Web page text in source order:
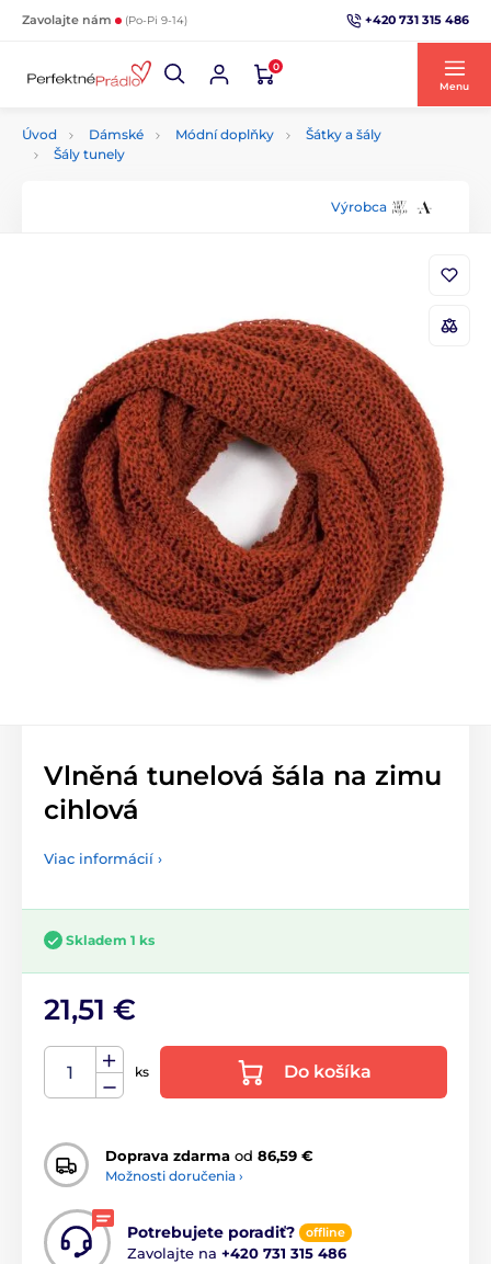
Zavolajte nám (Po-Pi 9-14) +420 731 315 486
0
Menu
Úvod Dámské Módní doplňky
Šátky a šály
Šály tunely
Výrobca
Vlněná tunelová šála na zimu
cihlová
Viac informácií ›
Skladem 1 ks
21,51 €
ks Do košíka
Doprava zdarma od 86,59 €
Možnosti doručenia ›
Potrebujete poradiť? offline
Zavolajte na +420 731 315 486